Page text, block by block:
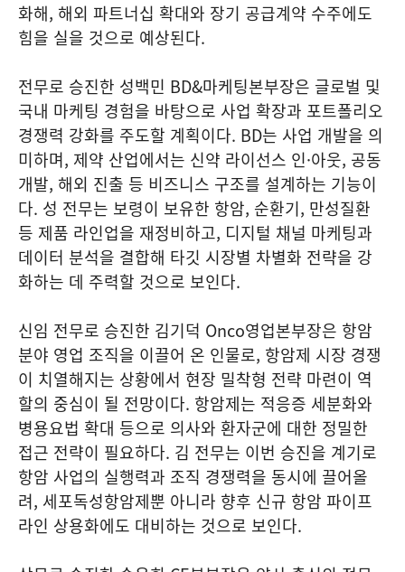
화해, 해외 파트너십 확대와 장기 공급계약 수주에도
힘을 실을 것으로 예상된다.
전무로 승진한 성백민 BD&마케팅본부장은 글로벌 및
국내 마케팅 경험을 바탕으로 사업 확장과 포트폴리오
경쟁력 강화를 주도할 계획이다. BD는 사업 개발을 의
미하며, 제약 산업에서는 신약 라이선스 인·아웃, 공동
개발, 해외 진출 등 비즈니스 구조를 설계하는 기능이
다. 성 전무는 보령이 보유한 항암, 순환기, 만성질환
등 제품 라인업을 재정비하고, 디지털 채널 마케팅과
데이터 분석을 결합해 타깃 시장별 차별화 전략을 강
화하는 데 주력할 것으로 보인다.
신임 전무로 승진한 김기덕 Onco영업본부장은 항암
분야 영업 조직을 이끌어 온 인물로, 항암제 시장 경쟁
이 치열해지는 상황에서 현장 밀착형 전략 마련이 역
할의 중심이 될 전망이다. 항암제는 적응증 세분화와
병용요법 확대 등으로 의사와 환자군에 대한 정밀한
접근 전략이 필요하다. 김 전무는 이번 승진을 계기로
항암 사업의 실행력과 조직 경쟁력을 동시에 끌어올
려, 세포독성항암제뿐 아니라 향후 신규 항암 파이프
라인 상용화에도 대비하는 것으로 보인다.